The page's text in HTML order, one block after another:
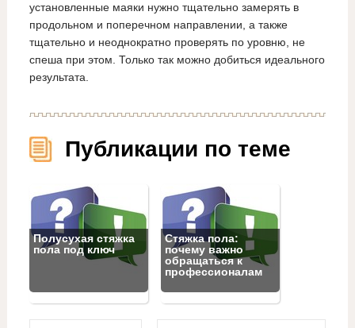
установленные маяки нужно тщательно замерять в
продольном и поперечном направлении, а также
тщательно и неоднократно проверять по уровню, не
спеша при этом. Только так можно добиться идеального
результата.
Публикации по теме
Полусухая стяжка
пола под ключ
Стяжка пола:
почему важно
обращаться к
профессионалам